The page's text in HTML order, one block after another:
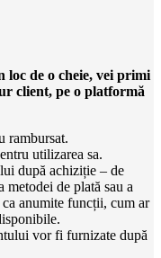
loc de o cheie, vei primi
client, pe o platformă
rambursat.
utilizarea sa.
după achiziție – de
metodei de plată sau a
anumite funcții, cum ar
vor fi furnizate după